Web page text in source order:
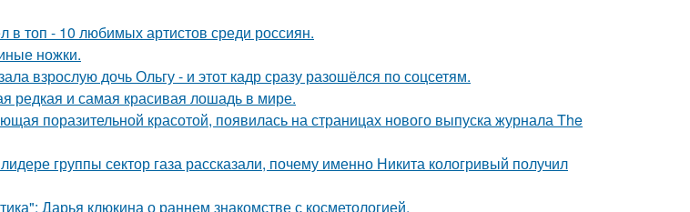
в топ - 10 любимых артистов среди россиян.
ножки.
взрослую дочь Ольгу - и этот кадр сразу разошёлся по соцсетям.
редкая и самая красивая лошадь в мире.
поразительной красотой, появилась на страницах нового выпуска журнала The
группы сектор газа рассказали, почему именно Никита кологривый получил
Дарья клюкина о раннем знакомстве с косметологией.